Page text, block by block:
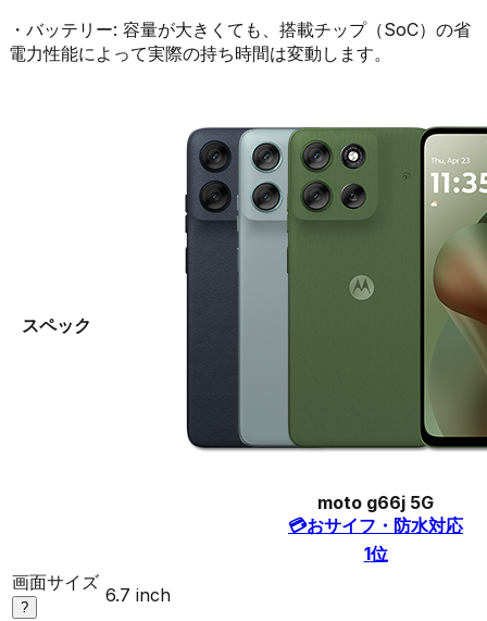
・ バッテリー: 容量が大きくても、搭載チップ（SoC）の省
電力性能によって実際の持ち時間は変動します。
スペック
moto g66j 5G
💳おサイフ・防水対応
1位
画面サイズ
?
6.7 inch